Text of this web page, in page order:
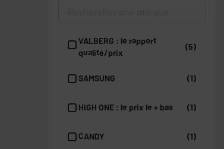
VALBERG : le rapport
qualité/prix
(5)
SAMSUNG (1)
HIGH ONE : le prix le + bas (1)
CANDY (1)